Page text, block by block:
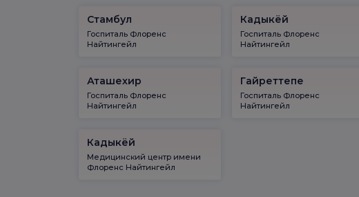
Стамбул
Госпиталь Флоренс
Найтингейл
Кадыкёй
Госпиталь Флоренс
Найтингейл
Аташехир
Госпиталь Флоренс
Найтингейл
Гайреттепе
Госпиталь Флоренс
Найтингейл
Кадыкёй
Медицинский центр имени
Флоренс Найтингейл